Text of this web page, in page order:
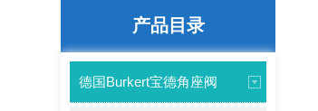
产品目录
德国Burkert宝德角座阀